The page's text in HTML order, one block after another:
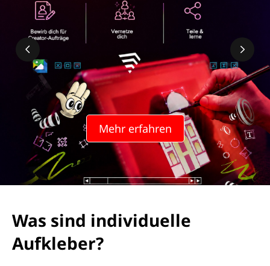
Mehr erfahren
Was sind individuelle
Aufkleber?